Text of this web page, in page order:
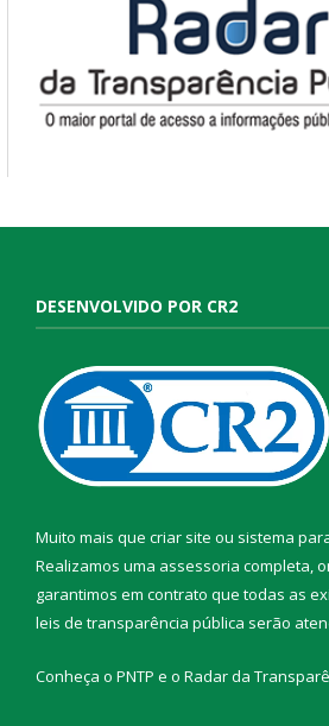
DESENVOLVIDO POR CR2
Muito mais que criar site ou sistema
Realizamos uma assessoria completa,
garantimos em contrato que todas as
leis de transparência pública serão
Conheça o PNTP e o Radar da